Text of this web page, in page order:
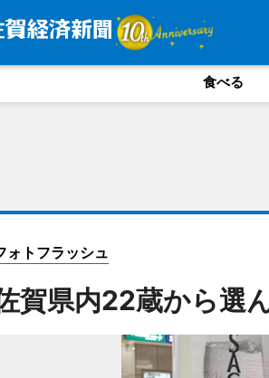
食べる
ォトフラッシュ
賀県内22蔵から選